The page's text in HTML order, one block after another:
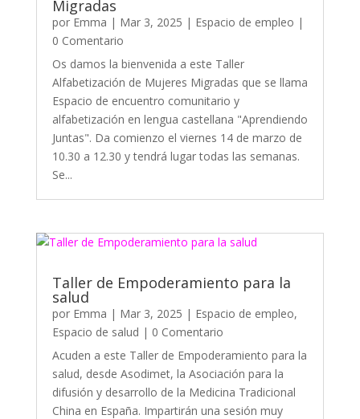
Migradas
por Emma | Mar 3, 2025 | Espacio de empleo |
0 Comentario
Os damos la bienvenida a este Taller
Alfabetización de Mujeres Migradas que se llama
Espacio de encuentro comunitario y
alfabetización en lengua castellana "Aprendiendo
Juntas". Da comienzo el viernes 14 de marzo de
10.30 a 12.30 y tendrá lugar todas las semanas.
Se...
Taller de Empoderamiento para la
salud
por Emma | Mar 3, 2025 | Espacio de empleo,
Espacio de salud | 0 Comentario
Acuden a este Taller de Empoderamiento para la
salud, desde Asodimet, la Asociación para la
difusión y desarrollo de la Medicina Tradicional
China en España. Impartirán una sesión muy